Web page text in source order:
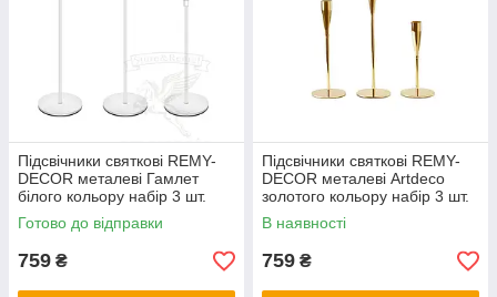
Підсвічники святкові REMY-
DEСOR металеві Гамлет
білого кольору набір 3 шт.
висота 23см 28см 33см
Готово до відправки
759 ₴
Підсвічники святкові REMY-
DEСOR металеві Artdeco
золотого кольору набір 3 шт.
висота 25см 30см 35см
В наявності
759 ₴